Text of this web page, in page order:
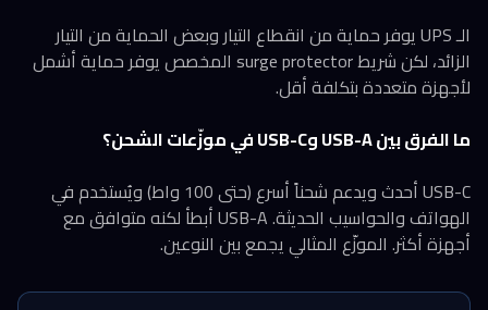
الـ UPS يوفر حماية من انقطاع التيار وبعض الحماية من التيار
الزائد، لكن شريط surge protector المخصص يوفر حماية أشمل
لأجهزة متعددة بتكلفة أقل.
ما الفرق بين USB-A وUSB-C في موزّعات الشحن؟
USB-C أحدث ويدعم شحناً أسرع (حتى 100 واط) ويُستخدم في
الهواتف والحواسيب الحديثة. USB-A أبطأ لكنه متوافق مع
أجهزة أكثر. الموزّع المثالي يجمع بين النوعين.